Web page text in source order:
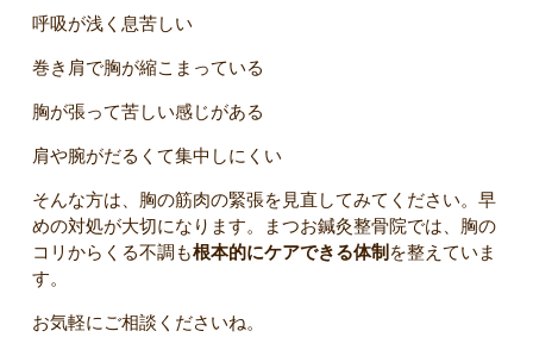
呼吸が浅く息苦しい
巻き肩で胸が縮こまっている
胸が張って苦しい感じがある
肩や腕がだるくて集中しにくい
そんな方は、胸の筋肉の緊張を見直してみてください。早
めの対処が大切になります。まつお鍼灸整骨院では、胸の
コリからくる不調も根本的にケアできる体制 を整えていま
す。
お気軽にご相談くださいね。